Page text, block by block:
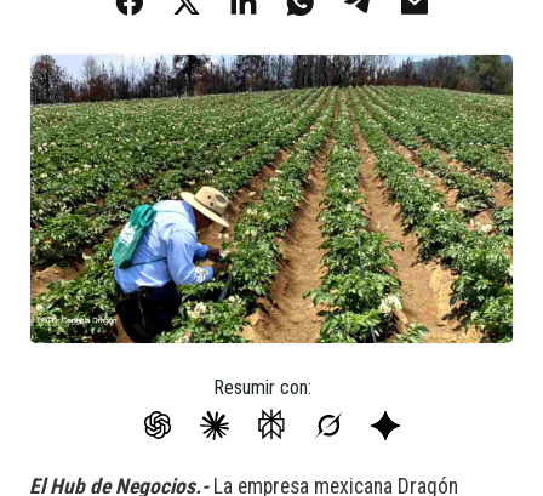
Resumir con:
El Hub de Negocios.-La empresa mexicana Dragón